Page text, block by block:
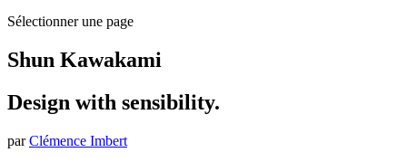
Sélectionner une page
Shun Kawakami
Design with sensibility.
parClémence Imbert